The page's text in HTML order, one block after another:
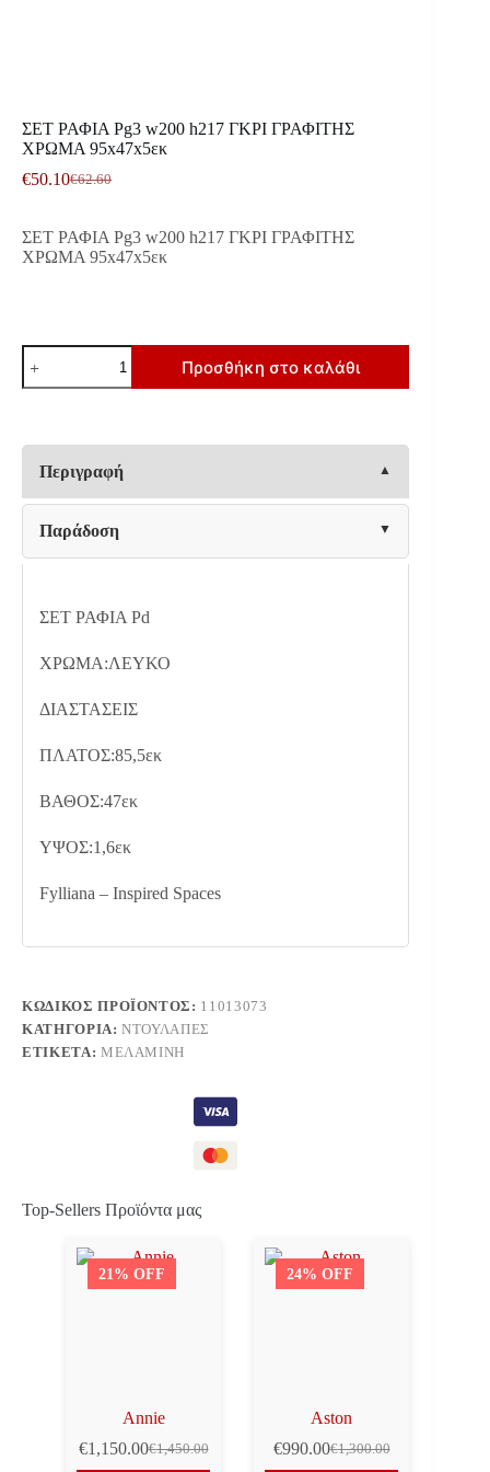
ΣΕΤ ΡΑΦΙΑ Pg3 w200 h217 ΓΚΡΙ ΓΡΑΦΙΤΗΣ
ΧΡΩΜΑ 95x47x5εκ
€62.60
Original
was:
€62.60.
€50.10Η
τιμή
είναι:
€50.10.
ΣΕΤ ΡΑΦΙΑ Pg3 w200 h217 ΓΚΡΙ ΓΡΑΦΙΤΗΣ
ΧΡΩΜΑ 95x47x5εκ
ΣΕΤ
ΡΑΦΙΑ
Pg3
ΓΚΡΙ
ΓΡΑΦΙΤΗΣ
ΧΡΩΜΑ
95x47x5εκ
ποσότητα
Προσθήκη στο καλάθι
Περιγραφή
Παράδοση
ΣΕΤ ΡΑΦΙΑ Pd
ΧΡΩΜΑ:ΛΕΥΚΟ
ΔΙΑΣΤΑΣΕΙΣ
ΠΛΑΤΟΣ:85,5εκ
ΒΑΘΟΣ:47εκ
ΥΨΟΣ:1,6εκ
Fylliana – Inspired Spaces
ΚΩΔΙΚΌΣ ΠΡΟΪΌΝΤΟΣ: 11013073
ΚΑΤΗΓΟΡΊΑ:ΝΤΟΥΛΆΠΕΣ
ΕΤΙΚΈΤΑ: ΜΕΛΑΜΊΝΗ
Top-Sellers Προϊόντα μας
21% OFF
Annie
€1,450.00
Original
€1,150.00Η
24% OFF
Aston
€1,300.00
Original
€990.00Η